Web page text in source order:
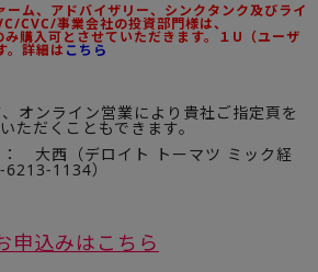
ム、アドバイザリー、シンクタンク及びライ
CVC/事業会社の投資部門様は、
購入可とさせていただきます。１U（ユーザ
。詳細は こちら
オンライン営業により貴社ご指定頁を
ただくこともできます。
： 大西（デロイト トーマツ ミック経
1134）
申込みはこちら